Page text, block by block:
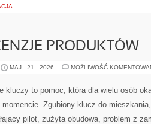
PRODUKTÓW
MAJ - 21 - 2026 MOŻLIWOŚĆ
kluczy to pomoc, która dla wielu osób
momencie. Zgubiony klucz do
pilot, zużyta obudowa, problem z